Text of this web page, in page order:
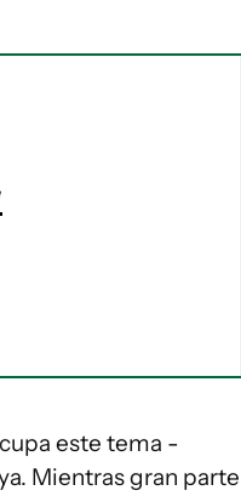
este tema -
Mientras gran parte